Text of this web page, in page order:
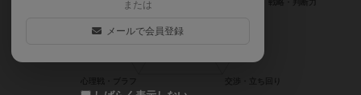
または
メールで会員登録